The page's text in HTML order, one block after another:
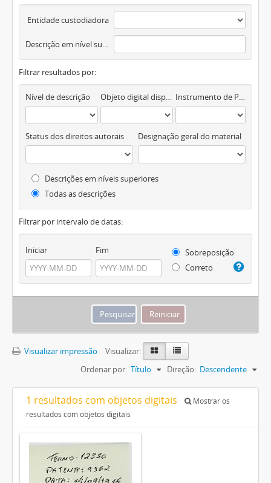
Entidade custodiadora
Descrição em nível superior
Filtrar resultados por:
Nível de descrição Objeto digital disponível Instrumento de Pesquisa
Status dos direitos autorais Designação geral do material
Descrições em níveis superiores
Todas as descrições
Filtrar por intervalo de datas:
Iniciar Fim
Sobreposição
Correto
Visualizar impressão
Visualizar:
Ordenar por: Título Direção: Descendente
1 resultados com objetos digitais
Mostrar os
resultados com objetos digitais